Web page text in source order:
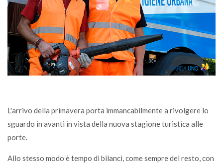
L'arrivo della primavera porta immancabilmente a rivolgere lo
sguardo in avanti in vista della nuova stagione turistica alle
porte.
Allo stesso modo è tempo di bilanci, come sempre del resto, con